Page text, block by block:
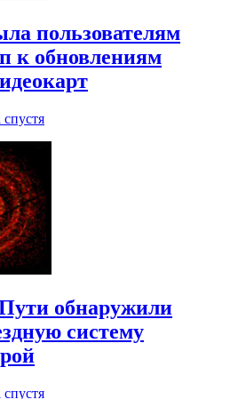
пользователям
к обновлениям
спустя
обнаружили
систему
спустя